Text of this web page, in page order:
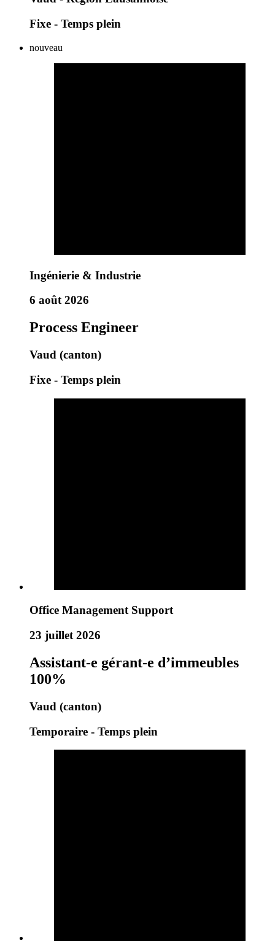
Fixe - Temps plein
nouveau
Ingénierie & Industrie
6 août 2026
Process Engineer
Vaud (canton)
Fixe - Temps plein
Office Management Support
23 juillet 2026
Assistant-e gérant-e d’immeubles
100%
Vaud (canton)
Temporaire - Temps plein